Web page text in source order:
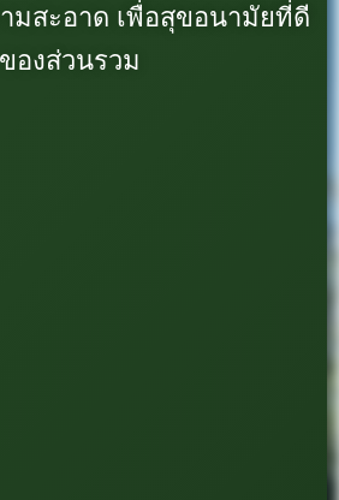
มสะอาด เพื่อสุขอนามัยที่ดี
ของส่วนรวม